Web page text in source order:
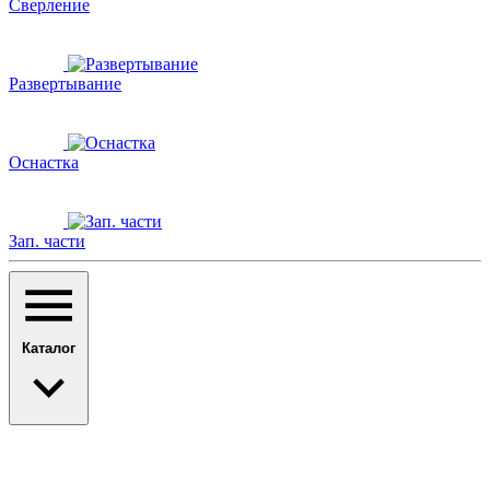
Сверление
Развертывание
Оснастка
Зап. части
Каталог